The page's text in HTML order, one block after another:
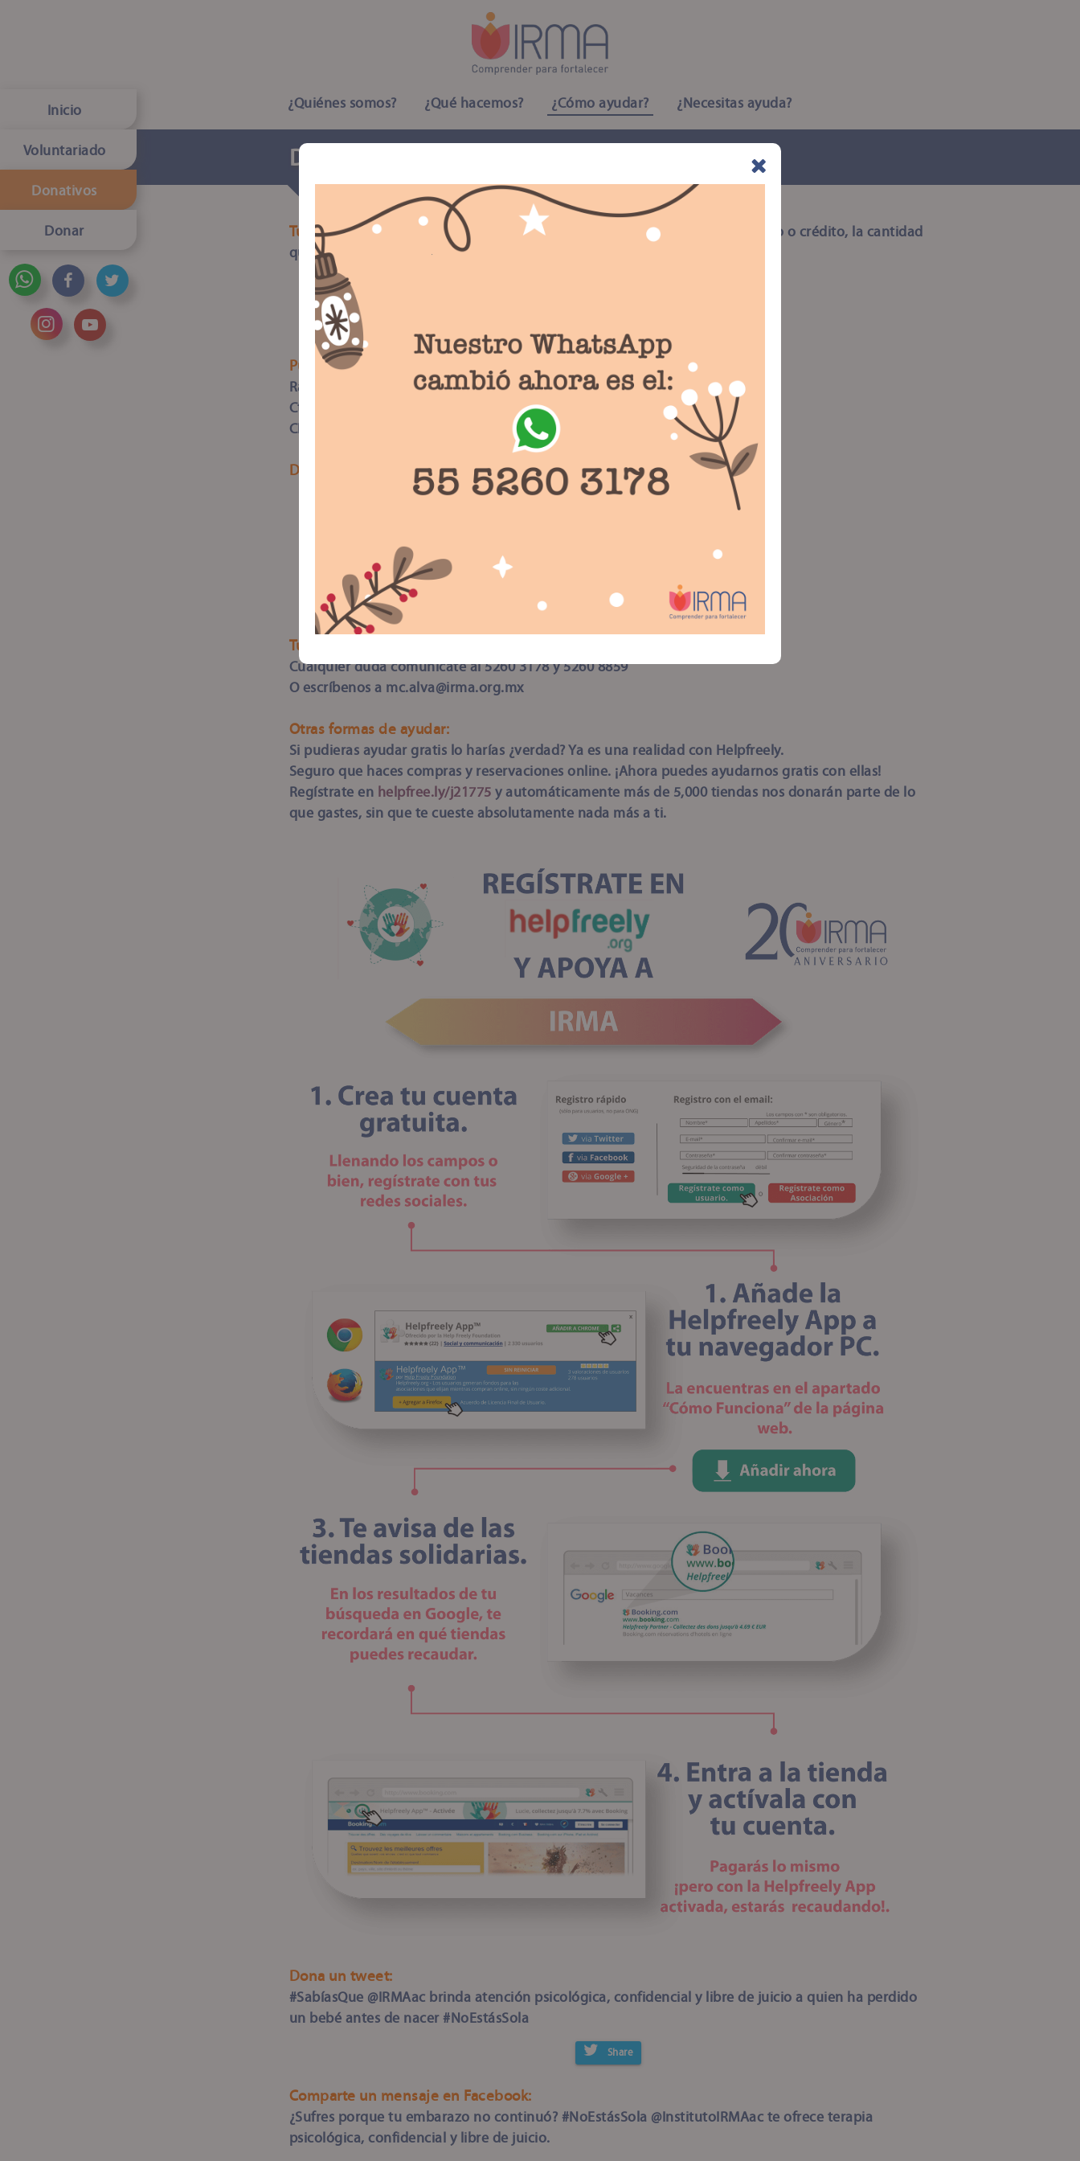
¿Quiénes somos? ¿Qué hacemos? ¿Cómo ayudar? ¿Necesitas ayuda?
Inicio
Voluntariado
Donativos
Donar
Donativos
Tú puedes ser donador frecuente:
Con cargo mensual a tu tarjeta de débito o crédito, la cantidad
que tu decidas.
Puedes depositar directo en:
Razón Social: Instituto para la Rehabilitación de la Mujer y la Familia, A.C.
Cta Inbursa: 50021252428
CLABE: 036180500212524289
Dona a través de PayPal
Tu donativo es deducible de impuestos
Cualquier duda comunícate al 5260 3178 y 5260 8859
O escríbenos a mc.alva@irma.org.mx
Otras formas de ayudar:
Si pudieras ayudar gratis lo harías ¿verdad? Ya es una realidad con Helpfreely.
Seguro que haces compras y reservaciones online. ¡Ahora puedes ayudarnos gratis con ellas!
Regístrate en helpfree.ly/j21775 y automáticamente más de 5,000 tiendas nos donarán parte de lo
que gastes, sin que te cueste absolutamente nada más a ti.
Dona un tweet:
#SabíasQue @IRMAac brinda atención psicológica, confidencial y libre de juicio a quien ha perdido
un bebé antes de nacer #NoEstásSola
Share
Comparte un mensaje en Facebook:
¿Sufres porque tu embarazo no continuó? #NoEstásSola @InstitutoIRMAac te ofrece terapia
psicológica, confidencial y libre de juicio.